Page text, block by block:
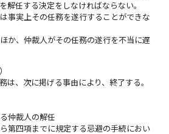
解任する決定をしなければならない。
事実上その任務を遂行することができな
か、仲裁人がその任務の遂行を不当に遅
は、次に掲げる事由により、終了する。
仲裁人の解任
第四項までに規定する忌避の手続におい